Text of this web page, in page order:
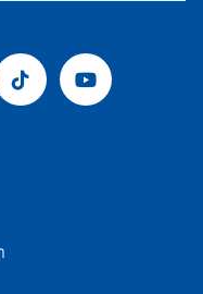
Tiktok Youtube